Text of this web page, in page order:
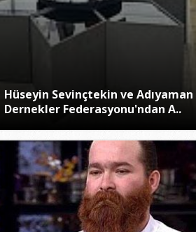
Hüseyin Sevinçtekin ve Adıyaman
Dernekler Federasyonu'ndan A..